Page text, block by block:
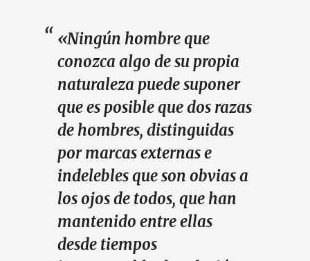
«Ningún hombre que
conozca algo de su propia
naturaleza puede suponer
que es posible que dos razas
de hombres, distinguidas
por marcas externas e
indelebles que son obvias a
los ojos de todos, que han
mantenido entre ellas
desde tiempos